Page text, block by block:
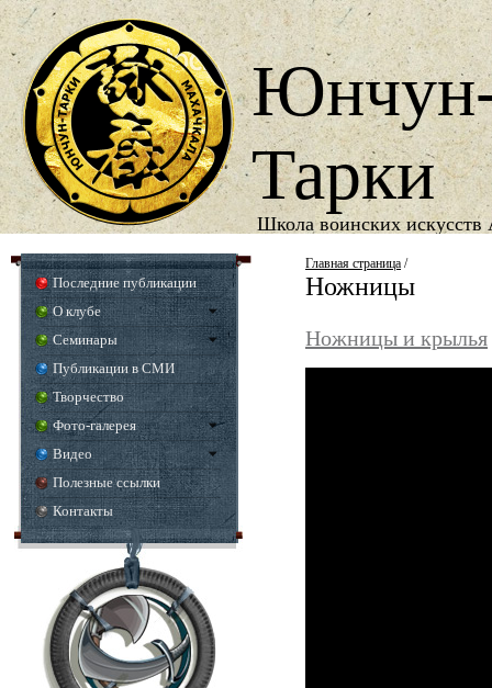
Тарки
Школа воинских искусств
Год основания школы1987
Последние публикации
О клубе
Семинары
Публикации в СМИ
Творчество
Фото-галерея
Видео
Полезные ссылки
Контакты
Главная страница /
Ножницы
Ножницы и крылья